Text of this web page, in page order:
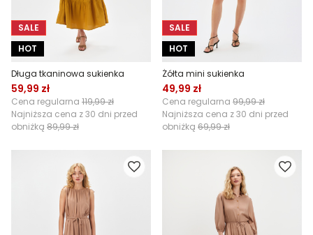
SALE
HOT
Długa tkaninowa sukienka
59,99 zł
Cena regularna 119,99 zł
Najniższa cena z 30 dni przed
obniżką 89,99 zł
SALE
HOT
Żółta mini sukienka
49,99 zł
Cena regularna 99,99 zł
Najniższa cena z 30 dni przed
obniżką 69,99 zł